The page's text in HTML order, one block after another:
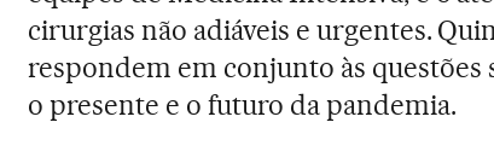
cirurgias não adiáveis e urgentes.
respondem em conjunto às questões
o presente e o futuro da pandemia.